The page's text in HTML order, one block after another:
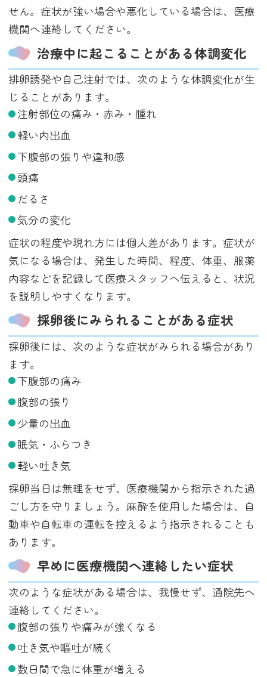
せん。症状が強い場合や悪化している場合は、医療
機関へ連絡してください。
治療中に起こることがある体調変化
排卵誘発や自己注射では、次のような体調変化が生
じることがあります。
注射部位の痛み・赤み・腫れ
軽い内出血
下腹部の張りや違和感
頭痛
だるさ
気分の変化
症状の程度や現れ方には個人差があります。症状が
気になる場合は、発生した時間、程度、体重、服薬
内容などを記録して医療スタッフへ伝えると、状況
を説明しやすくなります。
採卵後にみられることがある症状
採卵後には、次のような症状がみられる場合があり
ます。
下腹部の痛み
腹部の張り
少量の出血
眠気・ふらつき
軽い吐き気
採卵当日は無理をせず、医療機関から指示された過
ごし方を守りましょう。麻酔を使用した場合は、自
動車や自転車の運転を控えるよう指示されることも
あります。
早めに医療機関へ連絡したい症状
次のような症状がある場合は、我慢せず、通院先へ
連絡してください。
腹部の張りや痛みが強くなる
吐き気や嘔吐が続く
数日間で急に体重が増える